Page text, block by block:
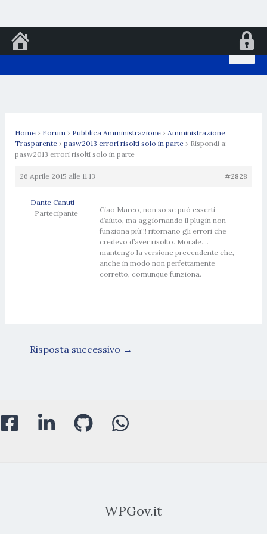
al
Home › Forum › Pubblica Amministrazione › Amministrazione
Trasparente › pasw2013 errori risolti solo in parte › Rispondi a:
pasw2013 errori risolti solo in parte
26 Aprile 2015 alle 11:13 #2828
Dante Canuti
Partecipante
Ciao Marco, non so se può esserti
d’aiuto, ma aggiornando il plugin non
funziona più!!! ritornano gli errori che
credevo d’aver risolto. Morale….
mantengo la versione precendente che,
anche in modo non perfettamente
corretto, comunque funziona.
Risposta successivo →
WPGov.it